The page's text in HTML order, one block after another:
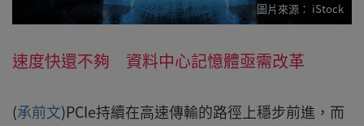
iStock
速度快還不夠 資料中心記憶體亟需改革
(承前文)PCIe持續在高速傳輸的路徑上穩步前進，而